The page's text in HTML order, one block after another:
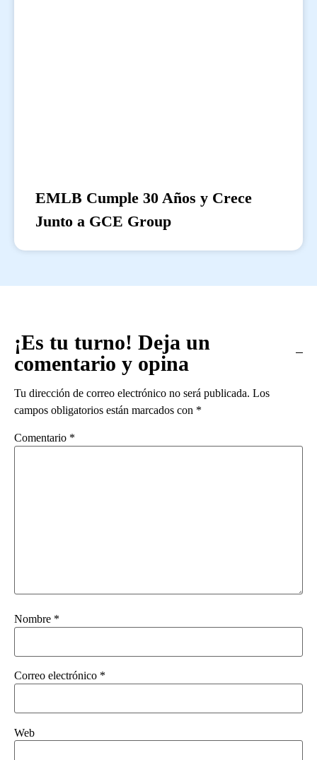
EMLB Cumple 30 Años y Crece
Junto a GCE Group
¡Es tu turno! Deja un
comentario y opina
Tu dirección de correo electrónico no será publicada. Los
campos obligatorios están marcados con *
Comentario *
Nombre *
Correo electrónico *
Web